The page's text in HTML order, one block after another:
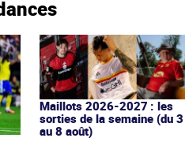
Maillots 2026-2027 : les
sorties de la semaine (du 3
au 8 août)